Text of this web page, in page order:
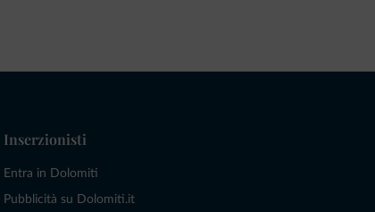
Inserzionisti
Entra in Dolomiti
Pubblicità su Dolomiti.it